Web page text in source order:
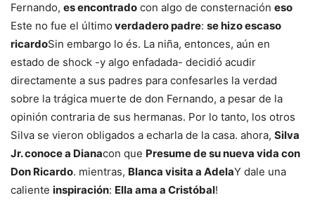
Fernando, es encontrado con algo de consternación eso
Este no fue el último verdadero padre: se hizo escaso
ricardoSin embargo lo és. La niña, entonces, aún en
estado de shock -y algo enfadada- decidió acudir
directamente a sus padres para confesarles la verdad
sobre la trágica muerte de don Fernando, a pesar de la
opinión contraria de sus hermanas. Por lo tanto, los otros
Silva se vieron obligados a echarla de la casa. ahora, Silva
Jr. conoce a Dianacon que Presume de su nueva vida con
Don Ricardo. mientras, Blanca visita a AdelaY dale una
caliente inspiración: Ella ama a Cristóbal!